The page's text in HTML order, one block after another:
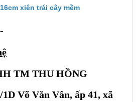
xiên trái cây mềm
TM THU HỒNG
1D Võ Văn Vân, ấp 41, xã